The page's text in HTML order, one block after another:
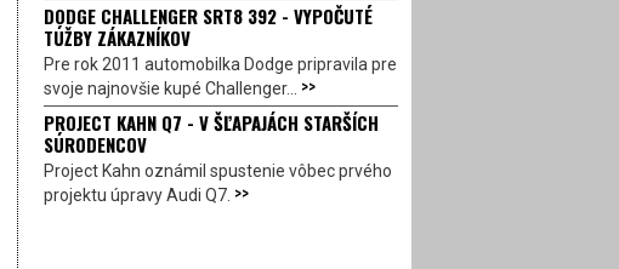
DODGE CHALLENGER SRT8 392 - VYPOČUTÉ
TÚŽBY ZÁKAZNÍKOV
Pre rok 2011 automobilka Dodge pripravila pre
svoje najnovšie kupé Challenger... >>
PROJECT KAHN Q7 - V ŠĽAPAJÁCH STARŠÍCH
SÚRODENCOV
Project Kahn oznámil spustenie vôbec prvého
projektu úpravy Audi Q7. >>